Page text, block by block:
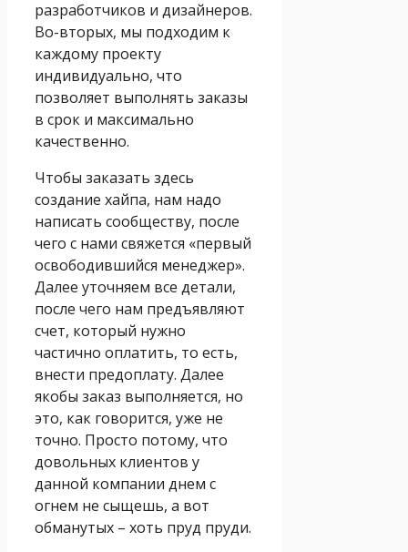
разработчиков и дизайнеров.
Во-вторых, мы подходим к
каждому проекту
индивидуально, что
позволяет выполнять заказы
в срок и максимально
качественно.
Чтобы заказать здесь
создание хайпа, нам надо
написать сообществу, после
чего с нами свяжется «первый
освободившийся менеджер».
Далее уточняем все детали,
после чего нам предъявляют
счет, который нужно
частично оплатить, то есть,
внести предоплату. Далее
якобы заказ выполняется, но
это, как говорится, уже не
точно. Просто потому, что
довольных клиентов у
данной компании днем с
огнем не сыщешь, а вот
обманутых – хоть пруд пруди.